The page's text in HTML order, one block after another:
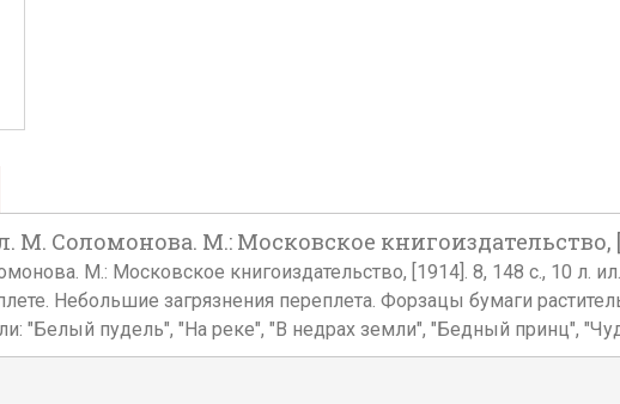
М. Соломонова. М.: Московское книгоиздательство,
М.: Московское книгоиздательство, [1914]. 8, 148 с., 10 л.
Небольшие загрязнения переплета. Форзацы бумаги
"Белый пудель", "На реке", "В недрах земли", "Бедный принц",